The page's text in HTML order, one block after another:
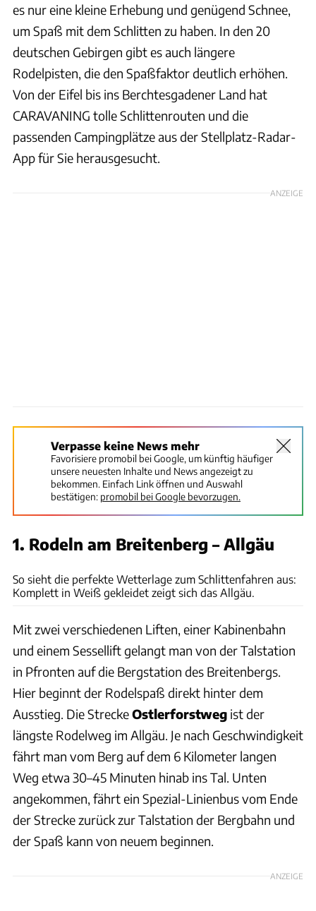
es nur eine kleine Erhebung und genügend Schnee,
um Spaß mit dem Schlitten zu haben. In den 20
deutschen Gebirgen gibt es auch längere
Rodelpisten, die den Spaßfaktor deutlich erhöhen.
Von der Eifel bis ins Berchtesgadener Land hat
CARAVANING tolle Schlittenrouten und die
passenden Campingplätze aus der Stellplatz-Radar-
App für Sie herausgesucht.
ANZEIGE
Verpasse keine News mehr
Favorisiere promobil bei Google, um künftig häufiger
unsere neuesten Inhalte und News angezeigt zu
bekommen. Einfach Link öffnen und Auswahl
bestätigen: promobil bei Google bevorzugen.
1. Rodeln am Breitenberg – Allgäu
unsplash// Tobias Doering
So sieht die perfekte Wetterlage zum Schlittenfahren aus:
Komplett in Weiß gekleidet zeigt sich das Allgäu.
Mit zwei verschiedenen Liften, einer Kabinenbahn
und einem Sessellift gelangt man von der Talstation
in Pfronten auf die Bergstation des Breitenbergs.
Hier beginnt der Rodelspaß direkt hinter dem
Ausstieg. Die StreckeOstlerforstweg ist der
längste Rodelweg im Allgäu. Je nach Geschwindigkeit
fährt man vom Berg auf dem 6 Kilometer langen
Weg etwa 30–45 Minuten hinab ins Tal. Unten
angekommen, fährt ein Spezial-Linienbus vom Ende
der Strecke zurück zur Talstation der Bergbahn und
der Spaß kann von neuem beginnen.
ANZEIGE